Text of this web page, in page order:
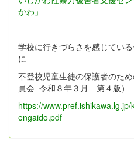
かわ」
学校に行きづらさを感じてい
に
不登校児童生徒の保護者のた
員会 令和８年３月 第４版）
https://
engaido.pdf